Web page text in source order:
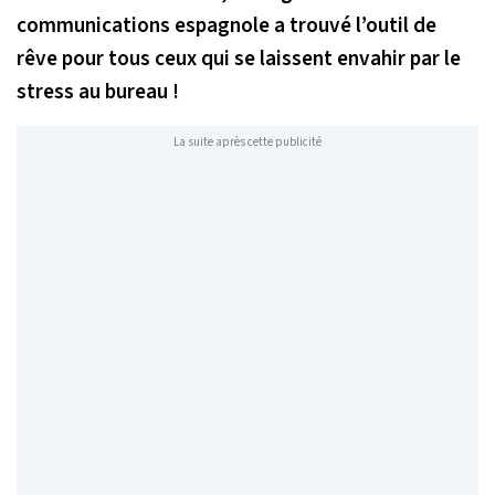
communications espagnole a trouvé l’outil de
rêve pour tous ceux qui se laissent envahir par le
stress au bureau !
La suite après cette publicité